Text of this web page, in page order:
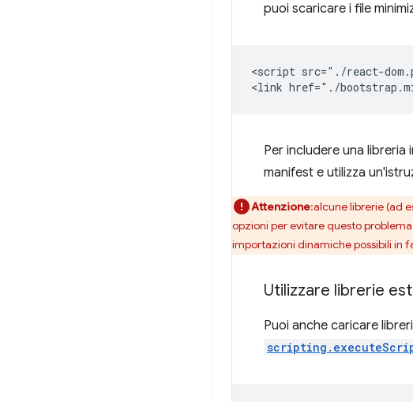
puoi scaricare i file
<script src="./react-
Per includere una libreria
manifest e utilizza
Attenzione:alcune librerie (ad
opzioni per evitare questo
importazioni dinamiche possibili in
Utilizzare librerie
Puoi anche caricare